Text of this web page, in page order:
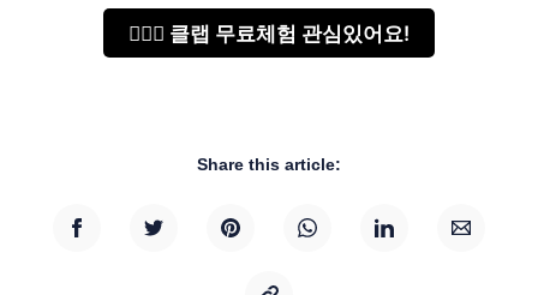
🙋🏻‍♂️ 클랩 무료체험 관심있어요!
Share this article: